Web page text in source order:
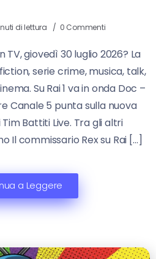
di lettura 0 Commenti
giovedì 30 luglio 2026? La
serie crime, musica, talk,
Su Rai 1 va in onda Doc –
Canale 5 punta sulla nuova
Battiti Live. Tra gli altri
Il commissario Rex su Rai […]
a Leggere